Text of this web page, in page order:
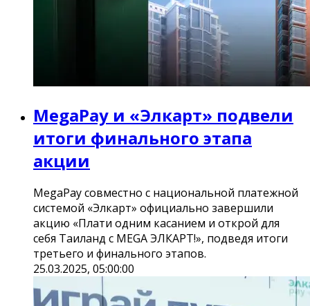
MegaPay и «Элкарт» подвели
итоги финального этапа
акции
MegaPay совместно с национальной платежной
системой «Элкарт» официально завершили
акцию «Плати одним касанием и открой для
себя Таиланд с MEGA ЭЛКАРТ!», подведя итоги
третьего и финального этапов.
25.03.2025, 05:00:00